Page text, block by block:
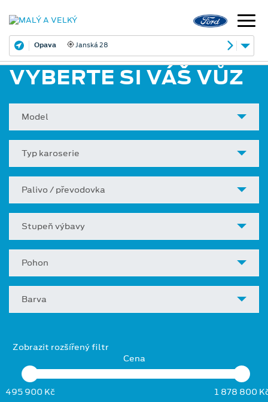
Opava Janská 28
VYBERTE SI VÁŠ VŮZ
Model
Typ karoserie
Palivo / převodovka
Stupeň výbavy
Pohon
Barva
Zobrazit rozšířený filtr
Cena
495 900 Kč 1 878 800